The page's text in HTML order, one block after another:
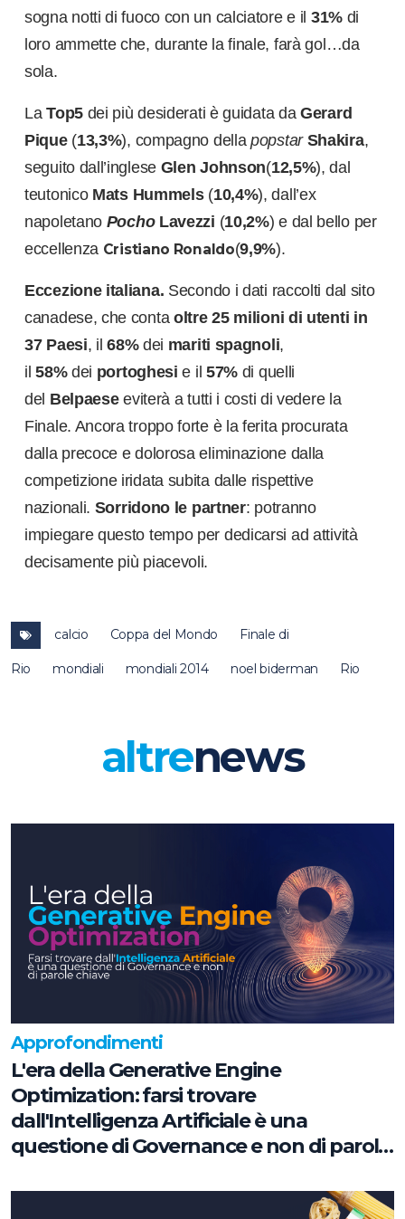
sogna notti di fuoco con un calciatore e il 31% di
loro ammette che, durante la finale, farà gol…da
sola.
LaTop5dei più desiderati è guidata da Gerard
Pique (13,3%), compagno dellapopstarShakira,
seguito dall’inglese Glen Johnson(12,5%), dal
teutonico Mats Hummels (10,4%), dall’ex
napoletano PochoLavezzi (10,2%) e dal bello per
eccellenza Cristiano Ronaldo(9,9%).
Eccezione italiana. Secondo i dati raccolti dal sito
canadese, che conta oltre25 milioni di utenti in
37 Paesi, il 68%dei mariti spagnoli,
il58% dei portoghesi e il 57% di quelli
del Belpaeseeviterà a tutti i costi di vedere la
Finale. Ancora troppo forte è la ferita procurata
dalla precoce e dolorosa eliminazione dalla
competizione iridata subita dalle rispettive
nazionali. Sorridono le partner: potranno
impiegare questo tempo per dedicarsi ad attività
decisamente più piacevoli.
calcio Coppa del Mondo Finale di
Rio mondiali mondiali 2014 noel biderman Rio
altrenews
Approfondimenti
L'era della Generative Engine
Optimization: farsi trovare
dall'Intelligenza Artificiale è una
questione di Governance e non di parole